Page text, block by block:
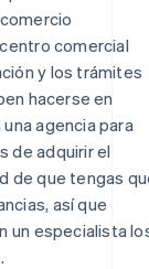
comercial
y los trámites
hacerse en
agencia para
de adquirir el
de que tengas
así que
un especialista